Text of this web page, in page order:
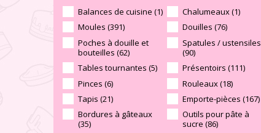
Balances de cuisine (1)
Chalumeaux (1)
Moules (391)
Douilles (76)
Poches à douille et
bouteilles (62)
Spatules / ustensiles
(90)
Tables tournantes (5)
Présentoirs (111)
Pinces (6)
Rouleaux (18)
Tapis (21)
Emporte-pièces (167)
Bordures à gâteaux
(35)
Outils pour pâte à
sucre (86)